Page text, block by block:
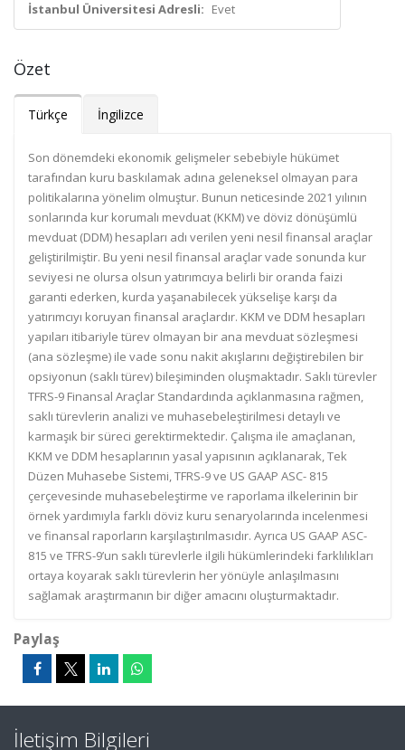
İstanbul Üniversitesi Adresli: Evet
Özet
Türkçe İngilizce
Son dönemdeki ekonomik gelişmeler sebebiyle hükümet
tarafından kuru baskılamak adına geleneksel olmayan para
politikalarına yönelim olmuştur. Bunun neticesinde 2021 yılının
sonlarında kur korumalı mevduat (KKM) ve döviz dönüşümlü
mevduat (DDM) hesapları adı verilen yeni nesil finansal araçlar
geliştirilmiştir. Bu yeni nesil finansal araçlar vade sonunda kur
seviyesi ne olursa olsun yatırımcıya belirli bir oranda faizi
garanti ederken, kurda yaşanabilecek yükselişe karşı da
yatırımcıyı koruyan finansal araçlardır. KKM ve DDM hesapları
yapıları itibariyle türev olmayan bir ana mevduat sözleşmesi
(ana sözleşme) ile vade sonu nakit akışlarını değiştirebilen bir
opsiyonun (saklı türev) bileşiminden oluşmaktadır. Saklı türevler
TFRS-9 Finansal Araçlar Standardında açıklanmasına rağmen,
saklı türevlerin analizi ve muhasebeleştirilmesi detaylı ve
karmaşık bir süreci gerektirmektedir. Çalışma ile amaçlanan,
KKM ve DDM hesaplarının yasal yapısının açıklanarak, Tek
Düzen Muhasebe Sistemi, TFRS-9 ve US GAAP ASC- 815
çerçevesinde muhasebeleştirme ve raporlama ilkelerinin bir
örnek yardımıyla farklı döviz kuru senaryolarında incelenmesi
ve finansal raporların karşılaştırılmasıdır. Ayrıca US GAAP ASC-
815 ve TFRS-9’un saklı türevlerle ilgili hükümlerindeki farklılıkları
ortaya koyarak saklı türevlerin her yönüyle anlaşılmasını
sağlamak araştırmanın bir diğer amacını oluşturmaktadır.
Paylaş
İletişim Bilgileri